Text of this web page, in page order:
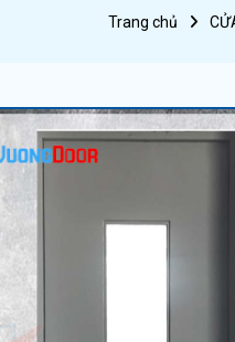
Trang chủ